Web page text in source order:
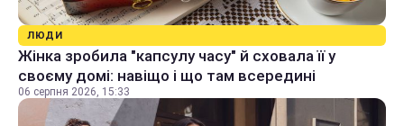
ЛЮДИ
Жінка зробила "капсулу часу" й сховала її у
своєму домі: навіщо і що там всередині
06 серпня 2026, 15:33